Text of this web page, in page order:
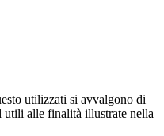
utilizzati si avvalgono di
utili alle finalità illustrate nella